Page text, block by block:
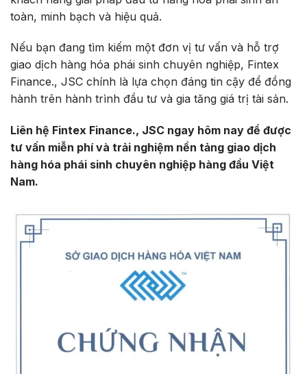
toàn, minh bạch và hiệu quả.
Nếu bạn đang tìm kiếm một đơn vị tư vấn và hỗ trợ
giao dịch hàng hóa phái sinh chuyên nghiệp, Fintex
Finance., JSC chính là lựa chọn đáng tin cậy để đồng
hành trên hành trình đầu tư và gia tăng giá trị tài sản.
Liên hệ Fintex Finance., JSC ngay hôm nay để được
tư vấn miễn phí và trải nghiệm nền tảng giao dịch
hàng hóa phái sinh chuyên nghiệp hàng đầu Việt
Nam.